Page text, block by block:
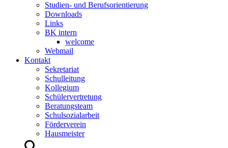
Studien- und Berufsorientierung
Downloads
Links
BK intern
welcome
Webmail
Kontakt
Sekretariat
Schulleitung
Kollegium
Schülervertretung
Beratungsteam
Schulsozialarbeit
Förderverein
Hausmeister